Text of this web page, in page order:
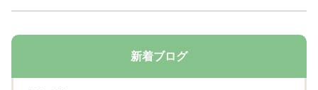
新着ブログ